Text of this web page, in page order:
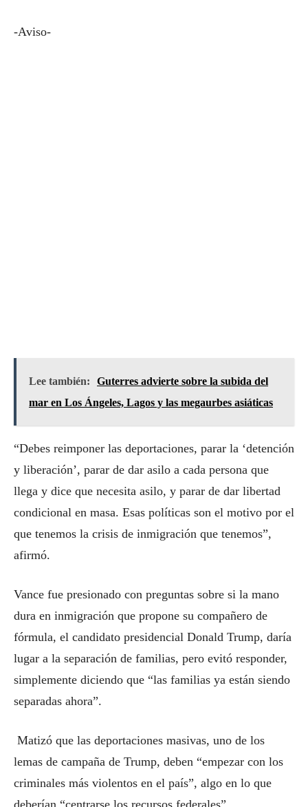
-Aviso-
Lee también:
Guterres advierte sobre la subida del
mar en Los Ángeles, Lagos y las megaurbes asiáticas
“Debes reimponer las deportaciones, parar la ‘detención
y liberación’, parar de dar asilo a cada persona que
llega y dice que necesita asilo, y parar de dar libertad
condicional en masa. Esas políticas son el motivo por el
que tenemos la crisis de inmigración que tenemos”,
afirmó.
Vance fue presionado con preguntas sobre si la mano
dura en inmigración que propone su compañero de
fórmula, el candidato presidencial Donald Trump, daría
lugar a la separación de familias, pero evitó responder,
simplemente diciendo que “las familias ya están siendo
separadas ahora”.
Matizó que las deportaciones masivas, uno de los
lemas de campaña de Trump, deben “empezar con los
criminales más violentos en el país”, algo en lo que
deberían “centrarse los recursos federales”.